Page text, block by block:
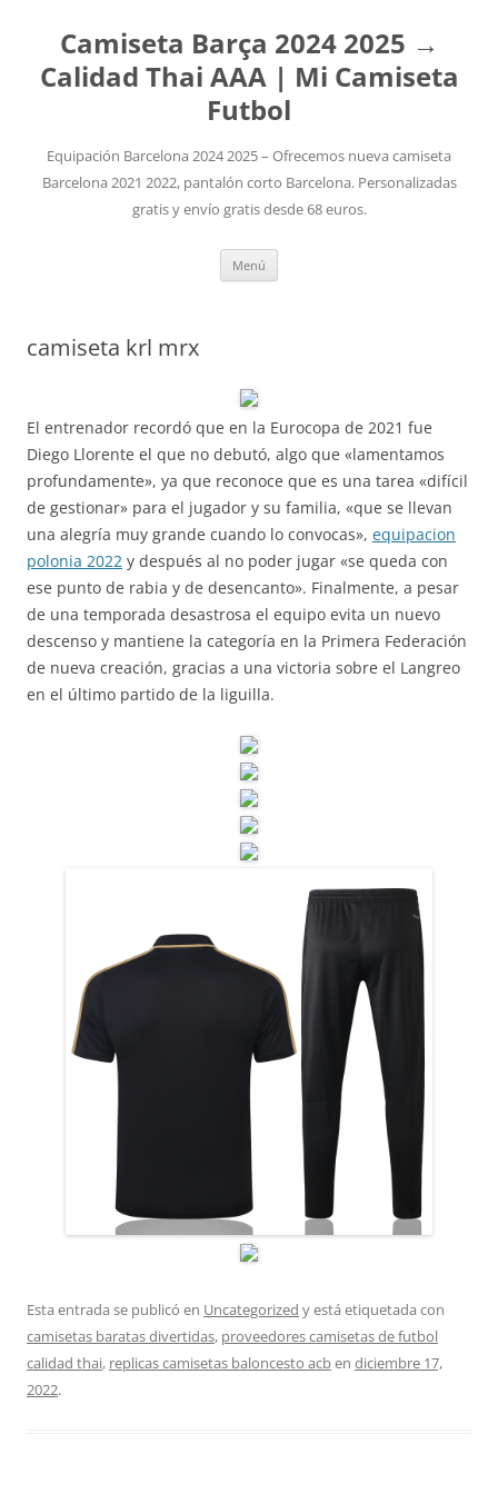
Camiseta Barça 2024 2025 →
Calidad Thai AAA | Mi Camiseta
Futbol
Equipación Barcelona 2024 2025 – Ofrecemos nueva camiseta
Barcelona 2021 2022, pantalón corto Barcelona. Personalizadas
gratis y envío gratis desde 68 euros.
Menú
camiseta krl mrx
El entrenador recordó que en la Eurocopa de 2021 fue
Diego Llorente el que no debutó, algo que «lamentamos
profundamente», ya que reconoce que es una tarea «difícil
de gestionar» para el jugador y su familia, «que se llevan
una alegría muy grande cuando lo convocas», equipacion
polonia 2022 y después al no poder jugar «se queda con
ese punto de rabia y de desencanto». Finalmente, a pesar
de una temporada desastrosa el equipo evita un nuevo
descenso y mantiene la categoría en la Primera Federación
de nueva creación, gracias a una victoria sobre el Langreo
en el último partido de la liguilla.
Esta entrada se publicó en Uncategorized y está etiquetada con
camisetas baratas divertidas, proveedores camisetas de futbol
calidad thai, replicas camisetas baloncesto acben diciembre 17,
2022.